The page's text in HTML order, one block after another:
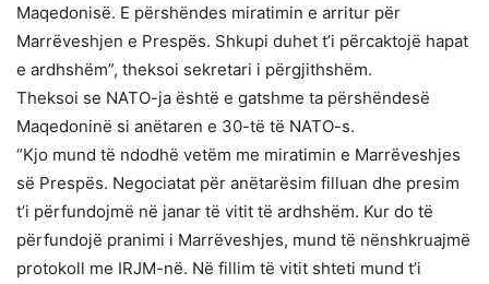
Maqedonisë. E përshëndes miratimin e arritur për
Marrëveshjen e Prespës. Shkupi duhet t’i përcaktojë hapat
e ardhshëm”, theksoi sekretari i përgjithshëm.
Theksoi se NATO-ja është e gatshme ta përshëndesë
Maqedoninë si anëtaren e 30-të të NATO-s.
“Kjo mund të ndodhë vetëm me miratimin e Marrëveshjes
së Prespës. Negociatat për anëtarësim filluan dhe presim
t’i përfundojmë në janar të vitit të ardhshëm. Kur do të
përfundojë pranimi i Marrëveshjes, mund të nënshkruajmë
protokoll me IRJM-në. Në fillim të vitit shteti mund t’i